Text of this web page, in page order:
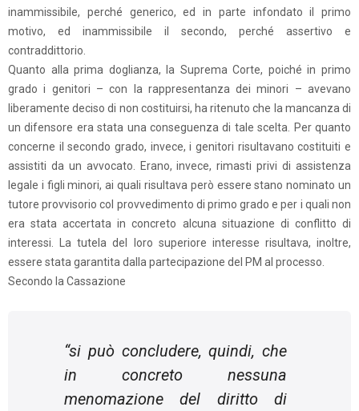
inammissibile, perché generico, ed in parte infondato il primo
motivo, ed inammissibile il secondo, perché assertivo e
contraddittorio.
Quanto alla prima doglianza, la Suprema Corte, poiché in primo
grado i genitori – con la rappresentanza dei minori – avevano
liberamente deciso di non costituirsi, ha ritenuto che la mancanza di
un difensore era stata una conseguenza di tale scelta. Per quanto
concerne il secondo grado, invece, i genitori risultavano costituiti e
assistiti da un avvocato. Erano, invece, rimasti privi di assistenza
legale i figli minori, ai quali risultava però essere stano nominato un
tutore provvisorio col provvedimento di primo grado e per i quali non
era stata accertata in concreto alcuna situazione di conflitto di
interessi. La tutela del loro superiore interesse risultava, inoltre,
essere stata garantita dalla partecipazione del PM al processo.
Secondo la Cassazione
“si può concludere, quindi, che
in concreto nessuna
menomazione del diritto di